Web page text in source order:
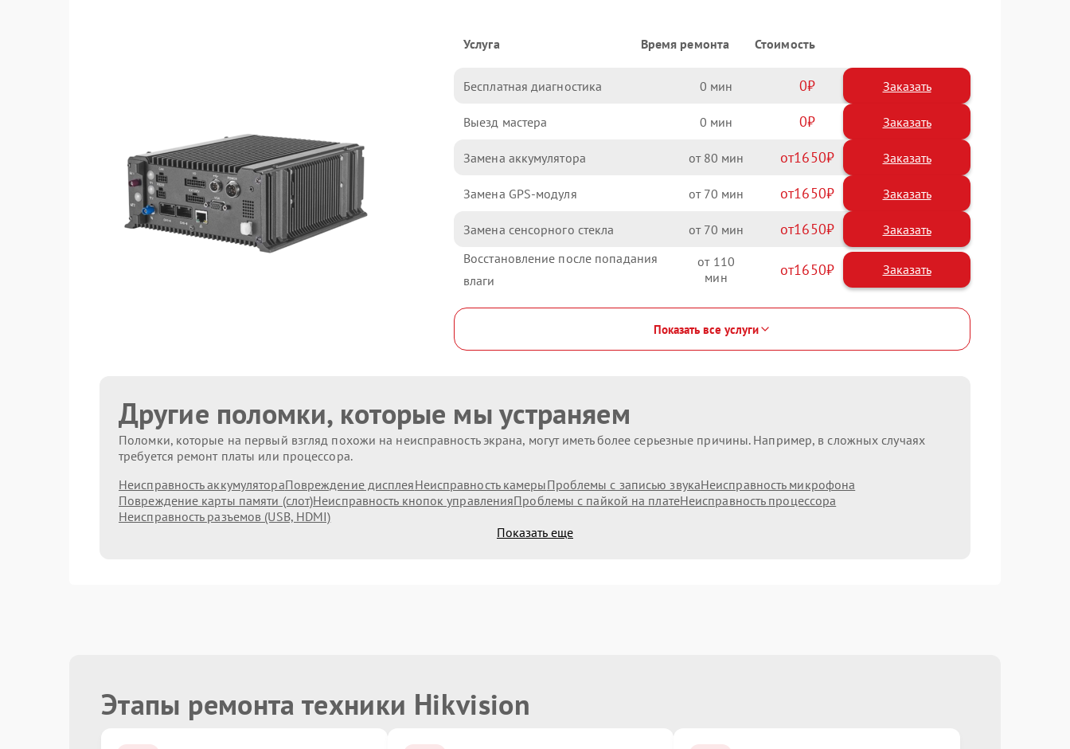
Услуга Время ремонта Стоимость
Бесплатная диагностика 0 0 Заказать
Выезд мастера 0 0 Заказать
Замена аккумулятора 80 1650
Замена GPS-модуля 70 1650
Замена сенсорного стекла 70 1650
Восстановление после попадания
влаги
110 1650
Показать все услуги
Другие поломки, которые мы устраняем
Поломки, которые на первый взгляд похожи на неисправность экрана, могут иметь более серьезные причины. Например, в сложных случаях
требуется ремонт платы или процессора.
Неисправность аккумулятораПовреждение дисплеяНеисправность камерыПроблемы с записью звукаНеисправность микрофона
Повреждение карты памяти (слот)Неисправность кнопок управленияПроблемы с пайкой на платеНеисправность процессора
Неисправность разъемов (USB, HDMI)
Показать еще
Этапы ремонта техники Hikvision